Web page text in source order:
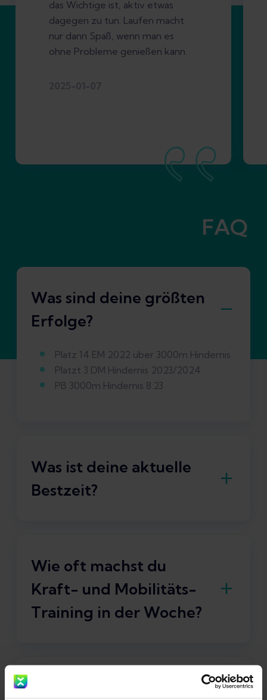
das Wichtige ist, aktiv etwas
dagegen zu tun. Laufen macht
nur dann Spaß, wenn man es
ohne Probleme genießen kann.
FAQ
Was sind deine größten
Erfolge?
Platz 14 EM 2022 über 3000m Hindernis
Platzt 3 DM Hindernis 2023/2024
PB 3000m Hindernis 8:23
Was ist deine aktuelle
Bestzeit?
Wie oft machst du
Kraft- und Mobilitäts-
Training in der Woche?